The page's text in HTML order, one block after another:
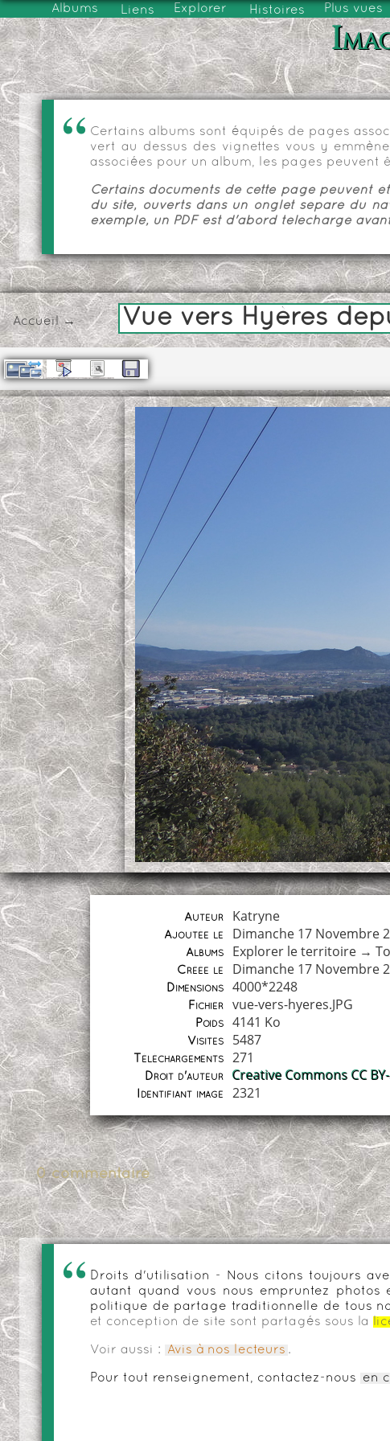
Albums Liens Explorer Histoires Plus vues
Certains albums sont équipés de pages
vert au dessus des vignettes vous y
associées pour un album, les pages peuvent
Certains documents de cette page peuvent
du site, ouverts dans un onglet séparé du
exemple, un PDF est d'abord téléchargé
Accueil→ Vue vers Hyères
Auteur Katryne
Ajoutée le Dimanche 17 Novembre
Albums Explorer le territoire →
Créée le Dimanche 17 Novembre
Dimensions 4000*2248
Fichier vue-vers-hyeres.JPG
Poids 4141 Ko
Visites 5487
Téléchargements 271
Droit d'auteur Creative Commons CC
Identifiant image 2321
0 commentaire
Droits d'utilisation - Nous citons toujours
autant quand vous nous empruntez photos
politique de partage traditionnelle de tous
et conception de site sont partagés sous la
Voir aussi : Avis à nos lecteurs .
Pour tout renseignement, contactez-nous en